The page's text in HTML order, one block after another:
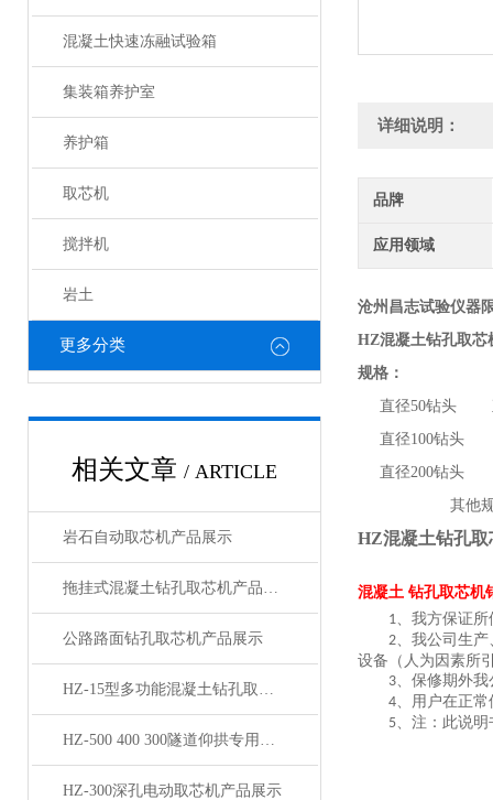
混凝土快速冻融试验箱
集装箱养护室
养护箱
取芯机
搅拌机
岩土
更多分类
相关文章 / ARTICLE
岩石自动取芯机产品展示
拖挂式混凝土钻孔取芯机产品展示
公路路面钻孔取芯机产品展示
HZ-15型多功能混凝土钻孔取芯机产品展示
HZ-500 400 300隧道仰拱专用金刚石钻孔取芯机产品展示
HZ-300深孔电动取芯机产品展示
详细说明：
品牌
应用领域
沧州昌志试验仪器
HZ混凝土钻孔取芯
规格：
直径50钻头
直径100钻头
直径200钻头
其他
HZ混凝土钻孔
混凝土 钻孔取芯机
1、我方保证
2、我公司生
设备（人为因素所
3、保修期外
4、用户在正
5、注：此说